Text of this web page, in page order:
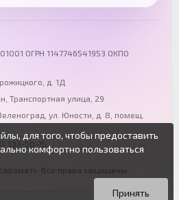
Омск
ОГРН 1147746541953 ОКПО
д. 1Д
Транспортная улица, 29
ул. Юности, д. 8, помещ.
333-50-75
Все права защищены.
для того, чтобы предоставить
комфортно пользоваться
о cookie-файлах в открытых
своего браузера.
данным сайтом без изменения
на использование ваших cookie-
Принять